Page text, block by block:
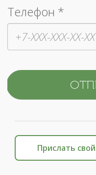
Телефон *
Прислать